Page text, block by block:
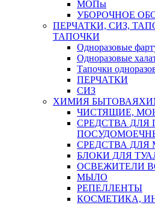
МОПы
УБОРОЧНОЕ
ПЕРЧАТКИ, СИЗ,
ТАПОЧКИ
Одноразовые
Одноразовые
Тапочки
ПЕРЧАТКИ
СИЗ
ХИМИЯ БЫТОВАЯ
ЧИСТЯЩИЕ,
СРЕДСТВА ДЛЯ
СРЕДСТВА ДЛЯ
БЛОКИ ДЛЯ
ОСВЕЖИТЕЛИ
МЫЛО
РЕПЕЛЛЕНТЫ
КОСМЕТИКА,